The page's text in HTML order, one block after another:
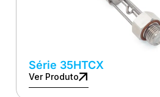
Série 35HTCX
Ver Produto